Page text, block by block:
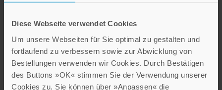
Diese Webseite verwendet Cookies
Um unsere Webseiten für Sie optimal zu gestalten und
fortlaufend zu verbessern sowie zur Abwicklung von
Bestellungen verwenden wir Cookies. Durch Bestätigen
des Buttons »OK« stimmen Sie der Verwendung unserer
Cookies zu. Sie können über »Anpassen« die